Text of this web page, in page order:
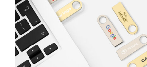
Date cable
Converter adapter
más
grande